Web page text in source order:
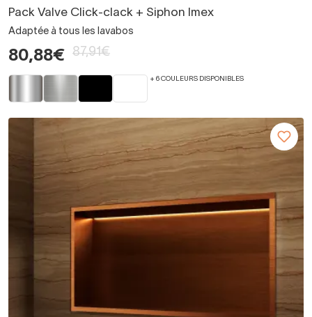
Pack Valve Click-clack + Siphon Imex
Adaptée à tous les lavabos
80,88€ 87,91€
+ 6 COULEURS DISPONIBLES